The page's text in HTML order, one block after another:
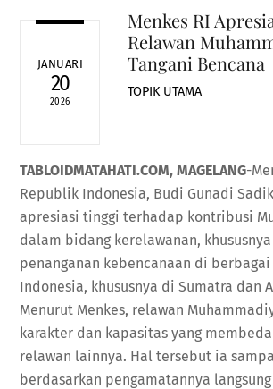
JANUARI
20
2026
Menkes RI
Relawan
Tangani Bencana
TOPIK UTAMA
TABLOIDMATAHATI.COM, MAGELANG-
Republik Indonesia, Budi Gunadi
apresiasi tinggi terhadap kontribusi
dalam bidang kerelawanan,
penanganan kebencanaan di
Indonesia, khususnya di Sumatra dan
Menurut Menkes, relawan
karakter dan kapasitas yang
relawan lainnya. Hal tersebut ia
berdasarkan pengamatannya